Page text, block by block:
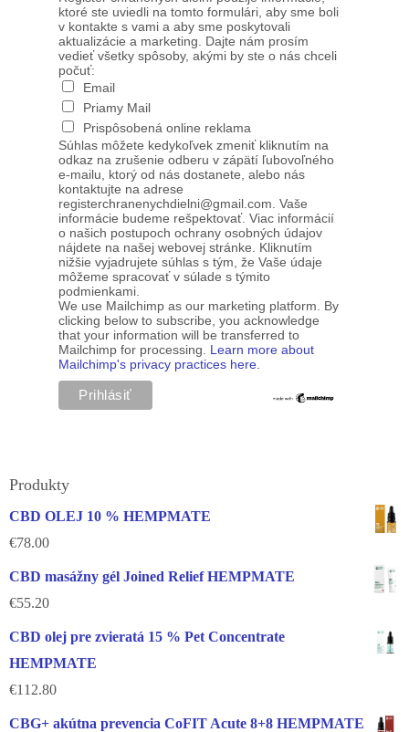
ktoré ste uviedli na tomto formulári, aby sme boli
v kontakte s vami a aby sme poskytovali
aktualizácie a marketing. Dajte nám prosím
vedieť všetky spôsoby, akými by ste o nás chceli
počuť:
Email
Priamy Mail
Prispôsobená online reklama
Súhlas môžete kedykoľvek zmeniť kliknutím na
odkaz na zrušenie odberu v zápätí ľubovoľného
e-mailu, ktorý od nás dostanete, alebo nás
kontaktujte na adrese
registerchranenychdielni@gmail.com. Vaše
informácie budeme rešpektovať. Viac informácií
o našich postupoch ochrany osobných údajov
nájdete na našej webovej stránke. Kliknutím
nižšie vyjadrujete súhlas s tým, že Vaše údaje
môžeme spracovať v súlade s týmito
podmienkami.
We use Mailchimp as our marketing platform. By
clicking below to subscribe, you acknowledge
that your information will be transferred to
Mailchimp for processing. Learn more about
Mailchimp's privacy practices here.
Produkty
CBD OLEJ 10 % HEMPMATE
€78.00
CBD masážny gél Joined Relief HEMPMATE
€55.20
CBD olej pre zvieratá 15 % Pet Concentrate
HEMPMATE
€112.80
CBG+ akútna prevencia CoFIT Acute 8+8 HEMPMATE